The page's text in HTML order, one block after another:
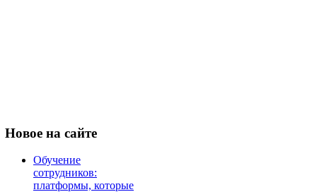
Новое на сайте
Обучение
сотрудников:
платформы, которые